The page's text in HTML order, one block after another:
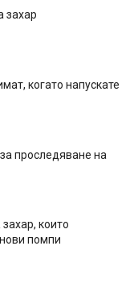
захар
когато напускате
проследяване на
които
помпи